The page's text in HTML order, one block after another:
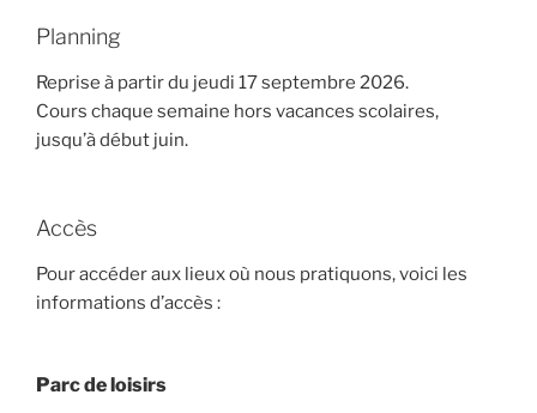
Planning
Reprise à partir du jeudi 17 septembre 2026.
Cours chaque semaine hors vacances scolaires,
jusqu’à début juin.
Accès
Pour accéder aux lieux où nous pratiquons, voici les
informations d’accès :
Parc de loisirs